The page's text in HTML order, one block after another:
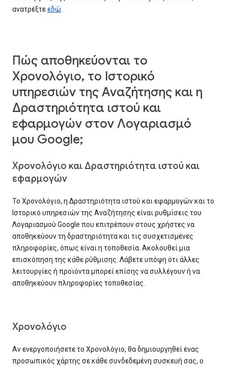
ανατρέξτεεδώ.
Πώς αποθηκεύονται το
Χρονολόγιο, το Ιστορικό
υπηρεσιών της Αναζήτησης και η
Δραστηριότητα ιστού και
εφαρμογών στον Λογαριασμό
μου Google;
Χρονολόγιο και Δραστηριότητα ιστού και
εφαρμογών
Το Χρονολόγιο, η Δραστηριότητα ιστού και εφαρμογών και το
Ιστορικό υπηρεσιών της Αναζήτησης είναι ρυθμίσεις του
Λογαριασμού Google που επιτρέπουν στους χρήστες να
αποθηκεύουν τη δραστηριότητα και τις συσχετισμένες
πληροφορίες, όπως είναι η τοποθεσία. Ακολουθεί μια
επισκόπηση της κάθε ρύθμισης. Λάβετε υπόψη ότι άλλες
λειτουργίες ή προϊόντα μπορεί επίσης να συλλέγουν ή να
αποθηκεύουν πληροφορίες τοποθεσίας.
Χρονολόγιο
Αν ενεργοποιήσετε το Χρονολόγιο, θα δημιουργηθεί ένας
προσωπικός χάρτης σε κάθε συνδεδεμένη συσκευή σας, ο